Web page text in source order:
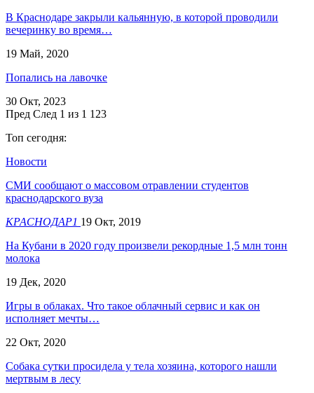
В Краснодаре закрыли кальянную, в которой проводили
вечеринку во время…
19 Май, 2020
Попались на лавочке
30 Окт, 2023
Пред След 1 из 1 123
Топ сегодня:
Новости
СМИ сообщают о массовом отравлении студентов
краснодарского вуза
КРАСНОДАР1 19 Окт, 2019
На Кубани в 2020 году произвели рекордные 1,5 млн тонн
молока
19 Дек, 2020
Игры в облаках. Что такое облачный сервис и как он
исполняет мечты…
22 Окт, 2020
Собака сутки просидела у тела хозяина, которого нашли
мертвым в лесу